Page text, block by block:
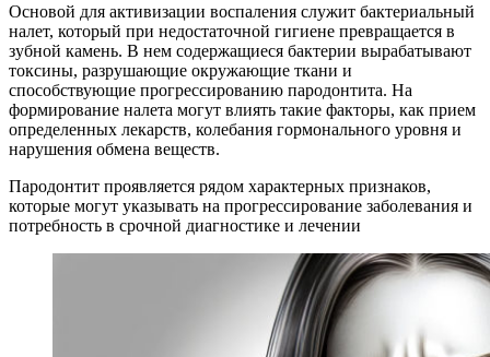
Основой для активизации воспаления служит бактериальный
налет, который при недостаточной гигиене превращается в
зубной камень. В нем содержащиеся бактерии вырабатывают
токсины, разрушающие окружающие ткани и
способствующие прогрессированию пародонтита. На
формирование налета могут влиять такие факторы, как прием
определенных лекарств, колебания гормонального уровня и
нарушения обмена веществ.
Пародонтит проявляется рядом характерных признаков,
которые могут указывать на прогрессирование заболевания и
потребность в срочной диагностике и лечении